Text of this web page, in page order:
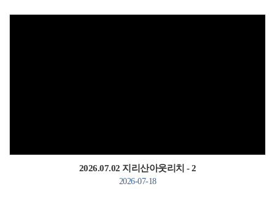
2026.07.02 지리산아웃리치 - 2
2026-07-18